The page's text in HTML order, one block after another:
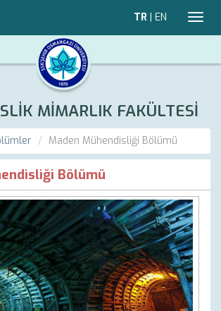
TR | EN
MİMARLIK FAKÜLTESİ
Maden Mühendisliği Bölümü
Bölümü